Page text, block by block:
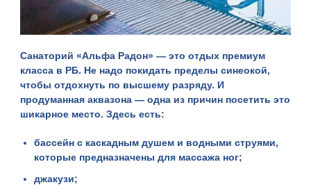
Санаторий «Альфа Радон» — это отдых премиум
класса в РБ. Не надо покидать пределы синеокой,
чтобы отдохнуть по высшему разряду. И
продуманная аквазона — одна из причин посетить это
шикарное место. Здесь есть:
бассейн с каскадным душем и водными струями,
которые предназначены для массажа ног;
джакузи;